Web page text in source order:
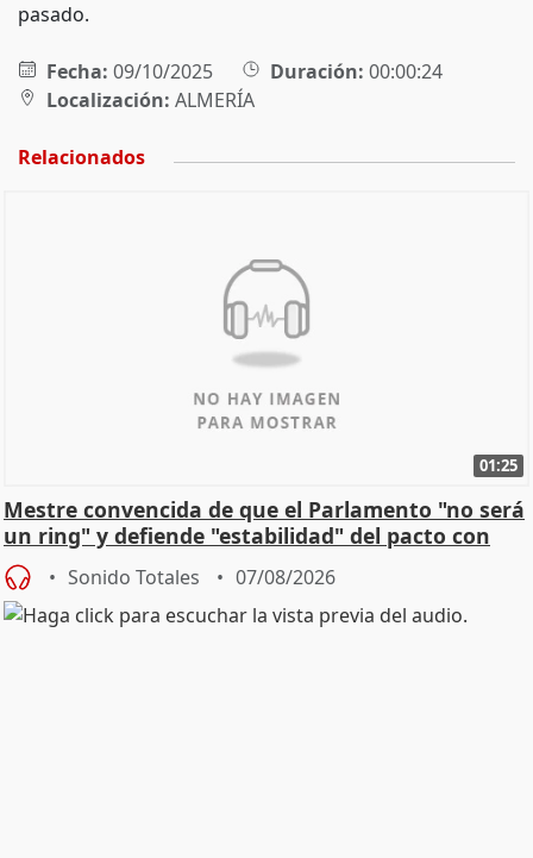
pasado.
Fecha: 09/10/2025 Duración: 00:00:24
Localización: ALMERÍA
Relacionados
01:25
Mestre convencida de que el Parlamento "no será
un ring" y defiende "estabilidad" del pacto con
Vox
Sonido Totales 07/08/2026